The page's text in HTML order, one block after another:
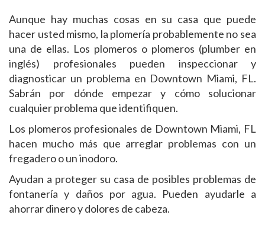
Aunque hay muchas cosas en su casa que puede
hacer usted mismo, la plomería probablemente no sea
una de ellas. Los plomeros o plomeros (plumber en
inglés) profesionales pueden inspeccionar y
diagnosticar un problema en Downtown Miami, FL.
Sabrán por dónde empezar y cómo solucionar
cualquier problema que identifiquen.
Los plomeros profesionales de Downtown Miami, FL
hacen mucho más que arreglar problemas con un
fregadero o un inodoro.
Ayudan a proteger su casa de posibles problemas de
fontanería y daños por agua. Pueden ayudarle a
ahorrar dinero y dolores de cabeza.